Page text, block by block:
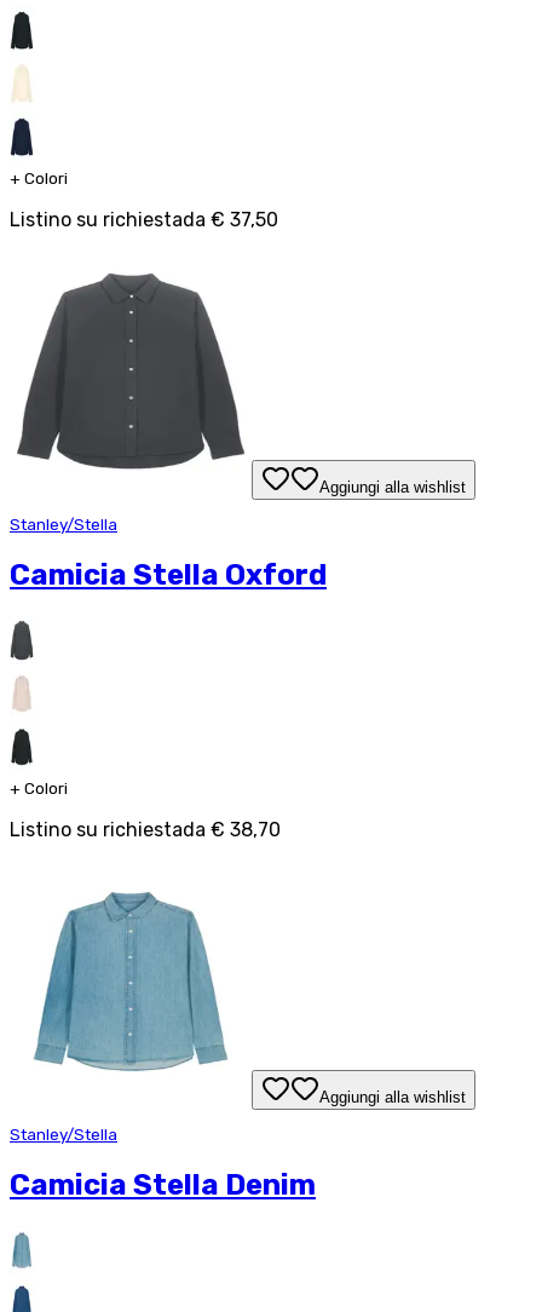
+ Colori
Listino su richiestada € 37,50
Aggiungi alla wishlist
Stanley/Stella
Camicia Stella Oxford
+ Colori
Listino su richiestada € 38,70
Aggiungi alla wishlist
Stanley/Stella
Camicia Stella Denim